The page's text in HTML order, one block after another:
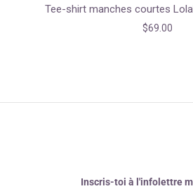
Tee-shirt manches courtes
$69.00
Inscris-toi à l'infolettre